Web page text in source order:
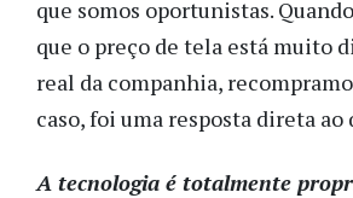
que somos oportunistas.
que o preço de tela está muito
real da companhia,
caso, foi uma resposta direta ao
A tecnologia é totalmente